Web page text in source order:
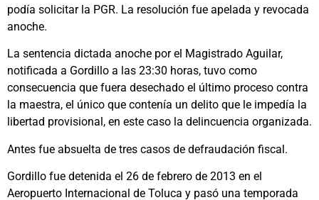
podía solicitar la PGR. La resolución fue apelada y revocada
anoche.
La sentencia dictada anoche por el Magistrado Aguilar,
notificada a Gordillo a las 23:30 horas, tuvo como
consecuencia que fuera desechado el último proceso contra
la maestra, el único que contenía un delito que le impedía la
libertad provisional, en este caso la delincuencia organizada.
Antes fue absuelta de tres casos de defraudación fiscal.
Gordillo fue detenida el 26 de febrero de 2013 en el
Aeropuerto Internacional de Toluca y pasó una temporada